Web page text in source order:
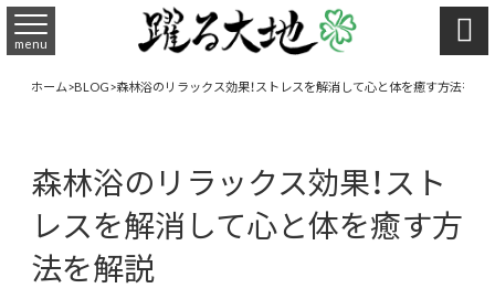
menu 
ホーム>BLOG>森林浴のリラックス効果！ストレスを解消して心と体を癒す方法を解
森林浴のリラックス効果！スト
レスを解消して心と体を癒す方
法を解説